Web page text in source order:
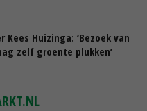
Kees Huizinga: ‘Bezoek van
zelf groente plukken’